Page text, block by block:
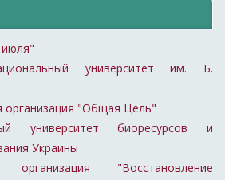
университет им. Б.
организация "Общая Цель"
университет биоресурсов и
Украины
организация "Восстановление